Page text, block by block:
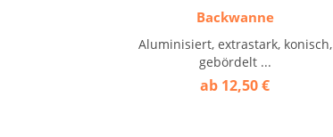
Backwanne
Aluminisiert, extrastark, konisch,
gebördelt ...
ab 12,50 €